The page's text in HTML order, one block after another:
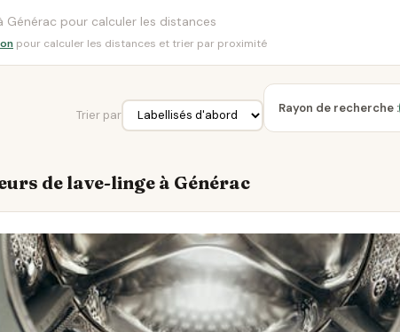
pour calculer les distances et trier par proximité
Trier par Rayon de recherche :
de lave-linge à Générac